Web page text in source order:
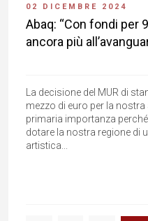
02 DICEMBRE 2024
Abaq: “Con fondi per
ancora più
La decisione del MUR di
mezzo di euro per la
primaria importanza
dotare la nostra regione di
artistica...